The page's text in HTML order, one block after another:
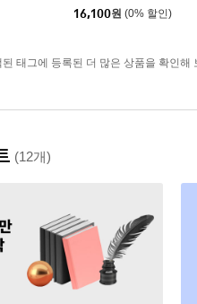
16,100원 (0% 할인)
태그에 등록된 더 많은 상품을 확인해
(12개)